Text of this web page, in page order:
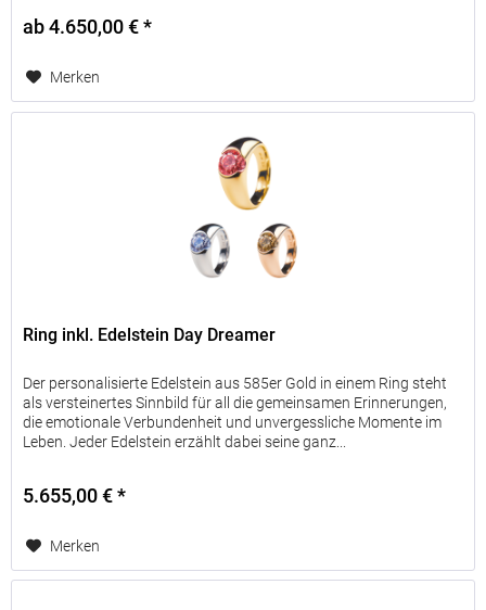
ab 4.650,00 € *
Merken
Ring inkl. Edelstein Day Dreamer
Der personalisierte Edelstein aus 585er Gold in einem Ring steht
als versteinertes Sinnbild für all die gemeinsamen Erinnerungen,
die emotionale Verbundenheit und unvergessliche Momente im
Leben. Jeder Edelstein erzählt dabei seine ganz...
5.655,00 € *
Merken